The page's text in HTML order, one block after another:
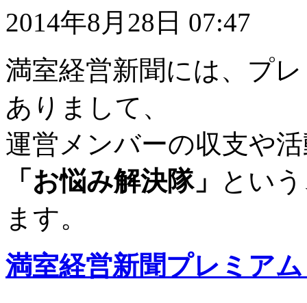
2014年8月28日 07:47
満室経営新聞には、プ
ありまして、
運営メンバーの収支や
「お悩み解決隊」
とい
ます。
満室経営新聞プレミア